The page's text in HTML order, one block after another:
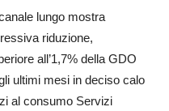
lungo mostra
riduzione,
all’1,7% della GDO
ultimi mesi in deciso calo
al consumo Servizi